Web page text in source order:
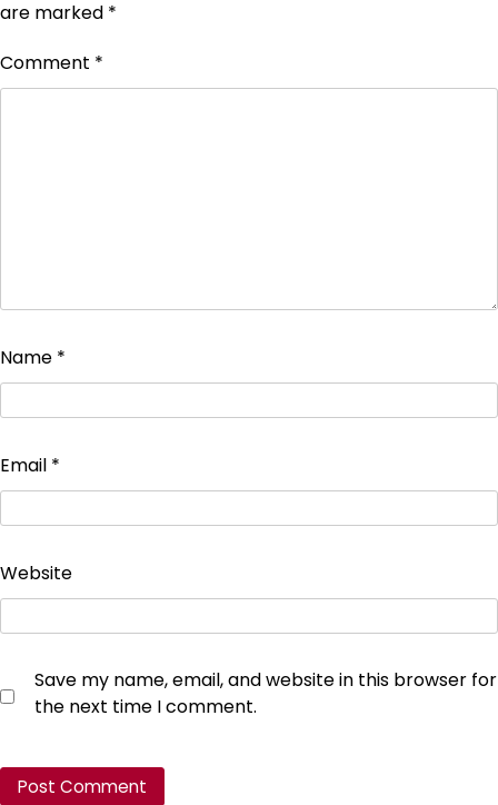
are marked *
Comment *
Name *
Email *
Website
Save my name, email, and website in this browser for
the next time I comment.